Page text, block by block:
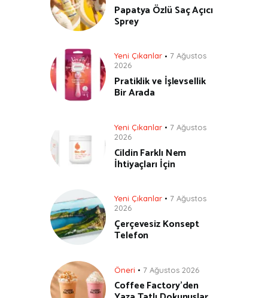
Papatya Özlü Saç Açıcı
Sprey
Yeni Çıkanlar
7 Ağustos
2026
Pratiklik ve İşlevsellik
Bir Arada
Yeni Çıkanlar
7 Ağustos
2026
Cildin Farklı Nem
İhtiyaçları İçin
Yeni Çıkanlar
7 Ağustos
2026
Çerçevesiz Konsept
Telefon
Öneri 7 Ağustos 2026
Coffee Factory’den